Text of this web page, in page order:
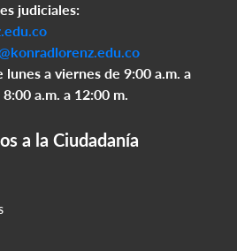
judiciales:
a viernes de 9:00 a.m. a
a.m. a 12:00 m.
a la Ciudadanía